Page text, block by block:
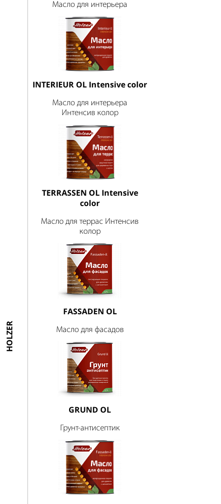
HOLZER
Масло для интерьера
INTERIEUR OL Intensive color
Масло для интерьера
Интенсив колор
TERRASSEN OL Intensive
color
Масло для террас Интенсив
колор
FASSADEN OL
Масло для фасадов
GRUND OL
Грунт-антисептик